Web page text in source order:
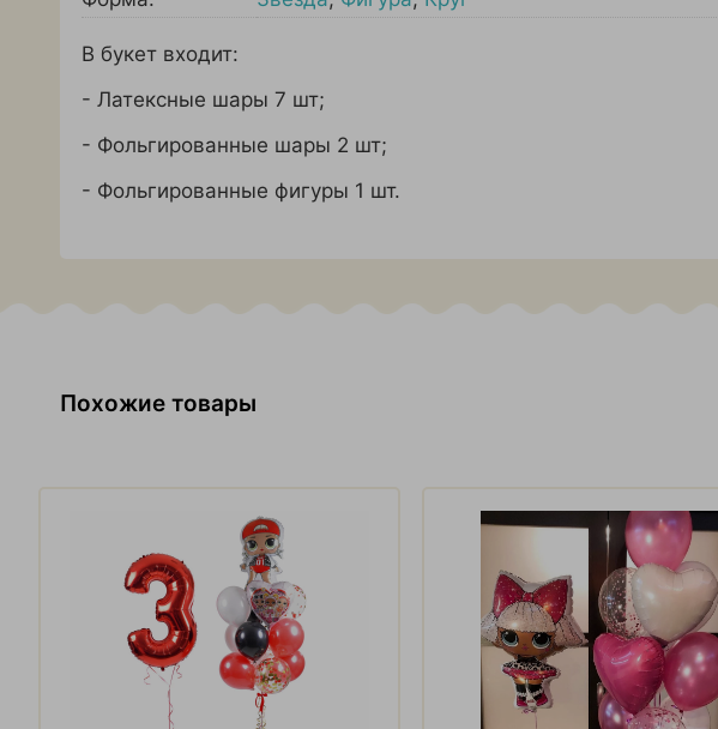
В букет входит:
- Латексные шары 7 шт;
- Фольгированные шары 2 шт;
- Фольгированные фигуры 1 шт.
Похожие товары